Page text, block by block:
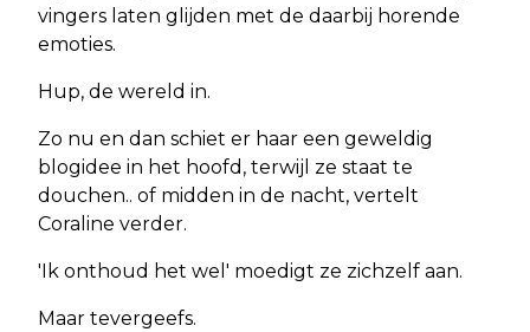
vingers laten glijden met de daarbij horende
emoties.
Hup, de wereld in.
Zo nu en dan schiet er haar een geweldig
blogidee in het hoofd, terwijl ze staat te
douchen.. of midden in de nacht, vertelt
Coraline verder.
'Ik onthoud het wel' moedigt ze zichzelf aan.
Maar tevergeefs.